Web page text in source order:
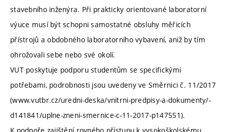
stavebního inženýra. Při prakticky orientované laboratorní
výuce musí být schopni samostatné obsluhy měřicích
přístrojů a obdobného laboratorního vybavení, aniž by tím
ohrožovali sebe nebo své okolí.
VUT poskytuje podporu studentům se specifickými
potřebami, podrobnosti jsou uvedeny ve Směrnici č. 11/2017
(www.vutbr.cz/uredni-deska/vnitrni-predpisy-a-dokumenty/-
d141841/uplne-zneni-smernice-c-11-2017-p147551).